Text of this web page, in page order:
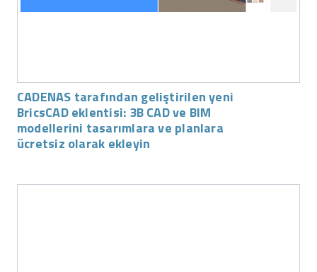
CADENAS tarafından geliştirilen yeni
BricsCAD eklentisi: 3B CAD ve BIM
modellerini tasarımlara ve planlara
ücretsiz olarak ekleyin